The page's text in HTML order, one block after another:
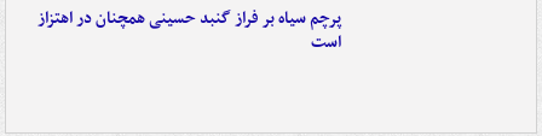
پرچم سیاه بر فراز گنبد حسینی همچنان در اهتزاز
است